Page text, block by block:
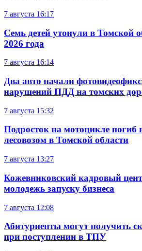
7 августа 16:17
Семь детей утонули в Томской
2026 года
7 августа 16:14
Два авто начали
нарушений ПДД на томских
7 августа 15:32
Подросток на мотоцикле погиб
лесовозом в Томской области
7 августа 13:27
Кожевниковский кадровый
молодежь запуску бизнеса
7 августа 12:08
Абитуриенты могут получить
при поступлении в ТПУ